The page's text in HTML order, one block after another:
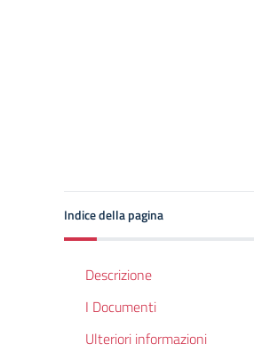
Indice della pagina
Descrizione
I Documenti
Ulteriori informazioni